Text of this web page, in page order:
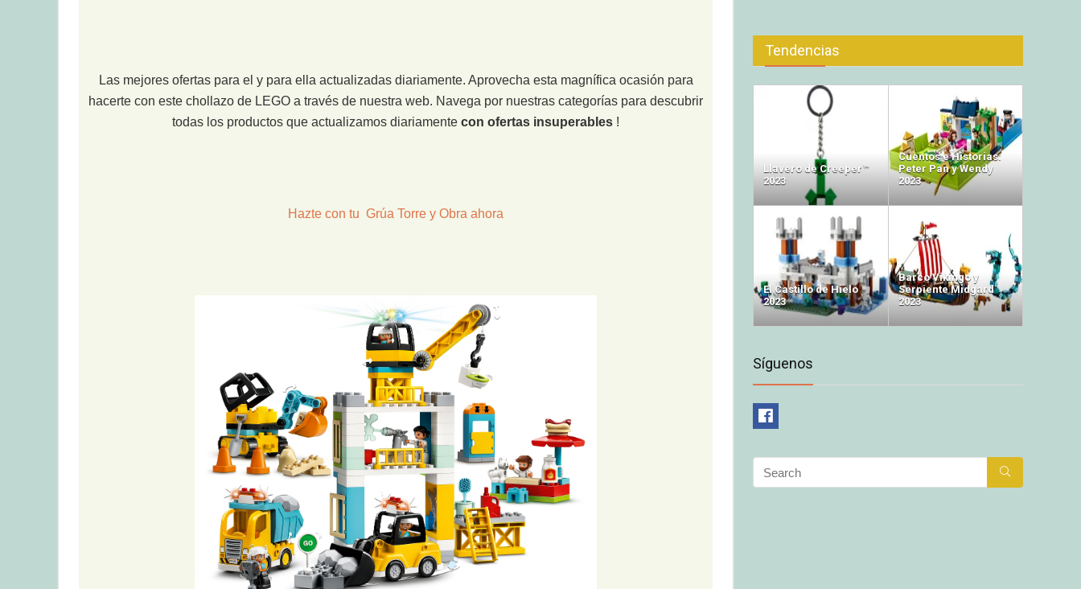
Las mejores ofertas para el y para ella actualizadas diariamente. Aprovecha esta magnífica ocasión para
hacerte con este chollazo de LEGO a través de nuestra web. Navega por nuestras categorías para descubrir
todas los productos que actualizamos diariamente con ofertas insuperables !
Hazte con tu Grúa Torre y Obra ahora
Tendencias
Llavero de Creeper™
2023
Cuentos e Historias:
Peter Pan y Wendy
2023
El Castillo de Hielo
2023
Barco Vikingo y
Serpiente Midgard
2023
Síguenos